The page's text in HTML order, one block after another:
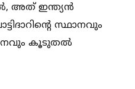
അത് ഇന്ത്യൻ
സ്ഥാനവും
കൂടുതല്‍